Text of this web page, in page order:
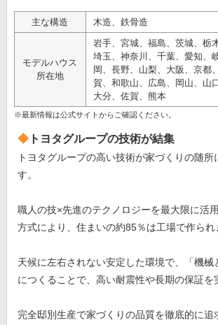
主な構造 木造、鉄骨造
モデルハウス
所在地
岩手、宮城、福島、茨城、栃
埼玉、神奈川、千葉、愛知、
岡、長野、山梨、大阪、京都
賀、和歌山、広島、岡山、山
大分、佐賀、熊本
※最新情報は公式サイトからご確認ください。
トヨタグループの技術が結集
トヨタグループの高い技術が家づくりの随所
す。
職人の技×先進のテクノロジーを最大限に活
方式により、住まいの約85％は工場で作られ
天候に左右されない安定した環境で、「機械
につくることで、高い耐震性や長期の保証を
完全邸別生産で家づくりの品質を徹底的に追